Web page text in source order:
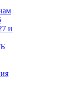
и